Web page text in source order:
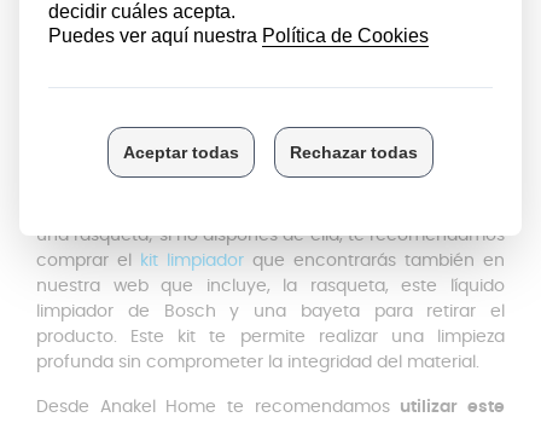
dañar la placa y retira la suciedad con un paño
Después,aplica y extiende bien el limpiador
brillante
de que todo el líquido limpiador ha sido retirado
una rasqueta; si no dispones de ella, te recomendamos
comprar el
kit limpiador que encontrarás también en
nuestra web que incluye, la rasqueta, este líquido
limpiador de Bosch y una bayeta para retirar el
producto. Este kit te permite realizar una limpieza
profunda sin comprometer la integridad del material.
Desde Anakel Home te recomendamos utilizar este